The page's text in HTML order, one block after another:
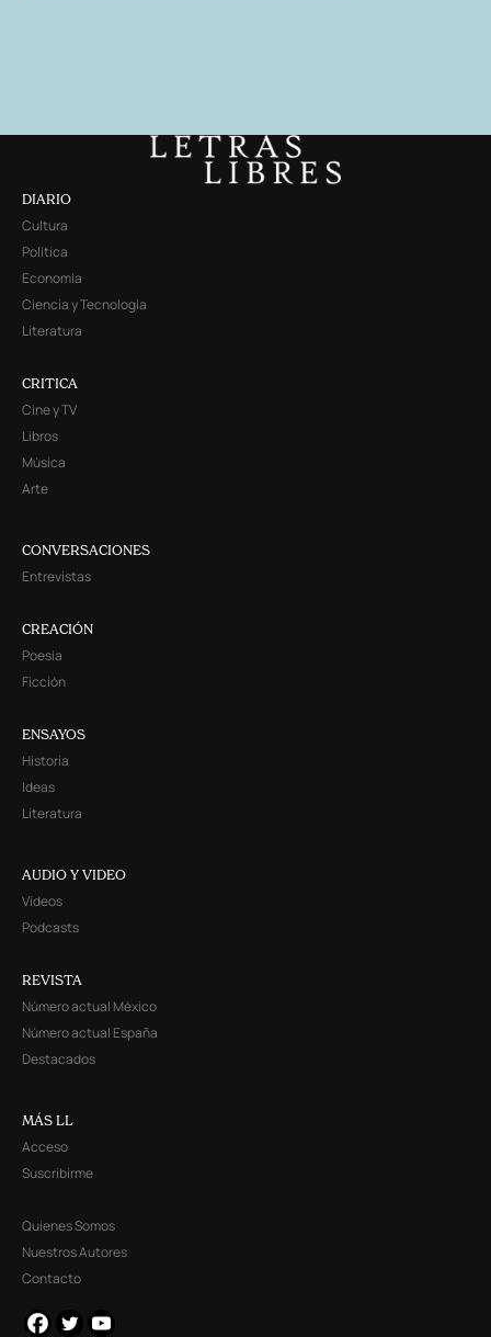
DIARIO
Cultura
Política
Economía
Ciencia y Tecnología
Literatura
CRITICA
Cine y TV
Libros
Música
Arte
CONVERSACIONES
Entrevistas
CREACIÓN
Poesía
Ficción
ENSAYOS
Historia
Ideas
Literatura
AUDIO Y VIDEO
Videos
Podcasts
REVISTA
Número actual México
Número actual España
Destacados
MÁS LL
Acceso
Suscribirme
Quienes Somos
Nuestros Autores
Contacto